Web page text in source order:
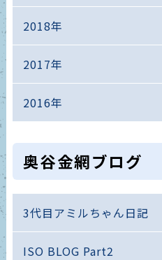
2018年
2017年
2016年
奥谷金網ブログ
3代目アミルちゃん日記
ISO BLOG Part2